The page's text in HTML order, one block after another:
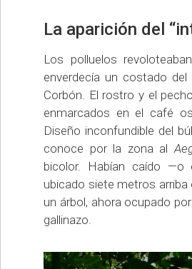
La aparición del
Los polluelos
enverdecía un costado
Corbón. El rostro y el
enmarcados en el café
Diseño inconfundible del
conoce por la zona al
bicolor. Habían caído —o
ubicado siete metros
un árbol, ahora ocupado
gallinazo.